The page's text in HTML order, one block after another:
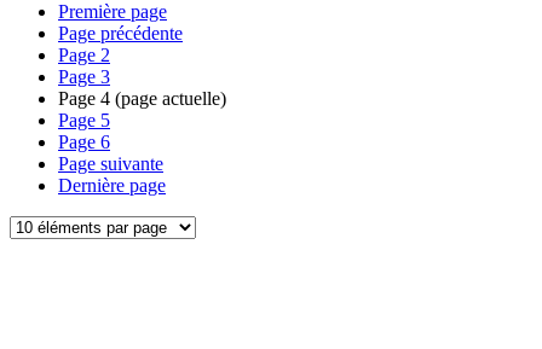
Première page
Page précédente
Page 2
Page 3
Page 4 (page actuelle)
Page 5
Page 6
Page suivante
Dernière page